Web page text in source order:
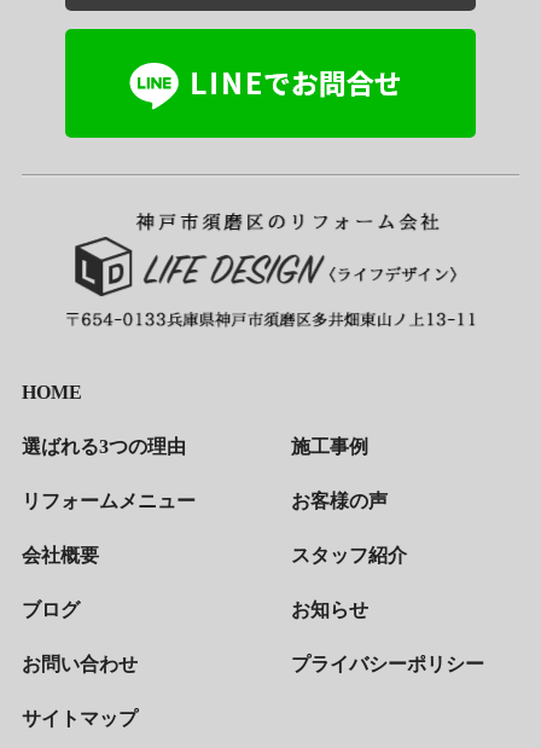
HOME
選ばれる3つの理由 施工事例
リフォームメニュー お客様の声
会社概要 スタッフ紹介
ブログ お知らせ
お問い合わせ プライバシーポリシー
サイトマップ